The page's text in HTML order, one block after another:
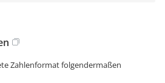
Zahlenformat folgendermaßen